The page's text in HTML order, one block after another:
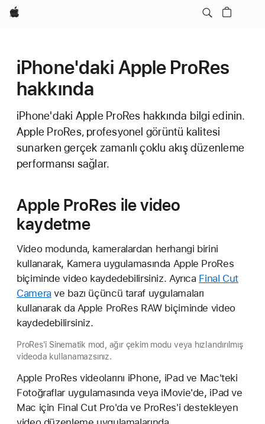
wzlhp
iPhone'daki Apple ProRes
hakkında
iPhone'daki Apple ProRes hakkında bilgi edinin.
Apple ProRes, profesyonel görüntü kalitesi
sunarken gerçek zamanlı çoklu akış düzenleme
performansı sağlar.
Apple ProRes ile video
kaydetme
Video modunda, kameralardan herhangi birini
kullanarak, Kamera uygulamasında Apple ProRes
biçiminde video kaydedebilirsiniz. Ayrıca Final Cut
Camera ve bazı üçüncü taraf uygulamaları
kullanarak da Apple ProRes RAW biçiminde video
kaydedebilirsiniz.
ProRes'i Sinematik mod, ağır çekim modu veya hızlandırılmış
videoda kullanamazsınız.
Apple ProRes videolarını iPhone, iPad ve Mac'teki
Fotoğraflar uygulamasında veya iMovie'de, iPad ve
Mac için Final Cut Pro'da ve ProRes'i destekleyen